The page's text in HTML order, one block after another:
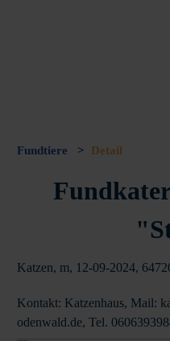
Fundtiere > Detail
Katzen, m, 12-09-2024,
Kontakt: Katzenhaus, Mail:
odenwald.de, Tel.